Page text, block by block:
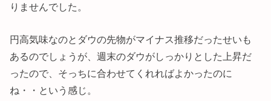
りませんでした。
円高気味なのとダウの先物がマイナス推移だったせいも
あるのでしょうが、週末のダウがしっかりとした上昇だ
ったので、そっちに合わせてくれればよかったのに
ね・・という感じ。